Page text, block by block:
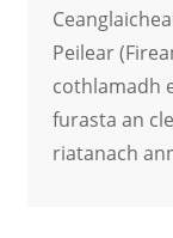
Peilear
cothlamadh
furasta an
riatanach